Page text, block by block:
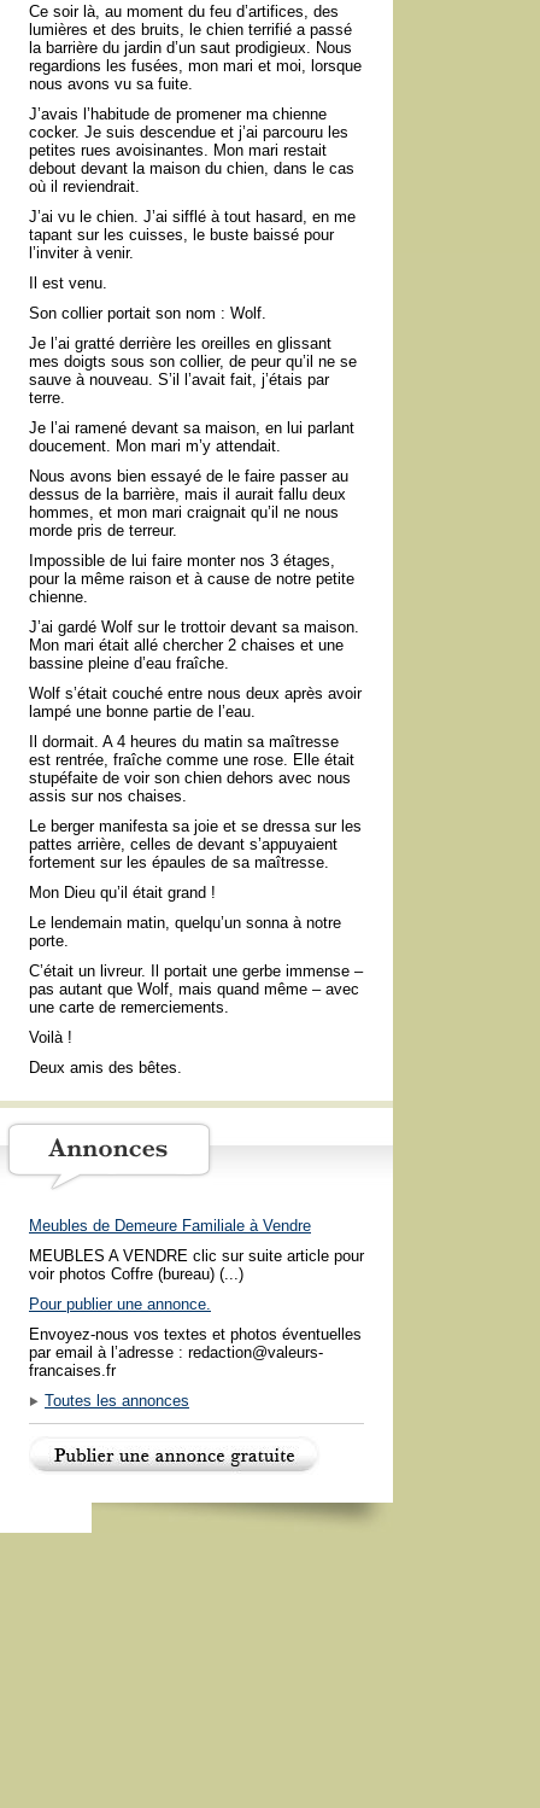
Ce soir là, au moment du feu d’artifices, des
lumières et des bruits, le chien terrifié a passé
la barrière du jardin d’un saut prodigieux. Nous
regardions les fusées, mon mari et moi, lorsque
nous avons vu sa fuite.
J’avais l’habitude de promener ma chienne
cocker. Je suis descendue et j’ai parcouru les
petites rues avoisinantes. Mon mari restait
debout devant la maison du chien, dans le cas
où il reviendrait.
J’ai vu le chien. J’ai sifflé à tout hasard, en me
tapant sur les cuisses, le buste baissé pour
l’inviter à venir.
Il est venu.
Son collier portait son nom : Wolf.
Je l’ai gratté derrière les oreilles en glissant
mes doigts sous son collier, de peur qu’il ne se
sauve à nouveau. S’il l’avait fait, j’étais par
terre.
Je l’ai ramené devant sa maison, en lui parlant
doucement. Mon mari m’y attendait.
Nous avons bien essayé de le faire passer au
dessus de la barrière, mais il aurait fallu deux
hommes, et mon mari craignait qu’il ne nous
morde pris de terreur.
Impossible de lui faire monter nos 3 étages,
pour la même raison et à cause de notre petite
chienne.
J’ai gardé Wolf sur le trottoir devant sa maison.
Mon mari était allé chercher 2 chaises et une
bassine pleine d’eau fraîche.
Wolf s’était couché entre nous deux après avoir
lampé une bonne partie de l’eau.
Il dormait. A 4 heures du matin sa maîtresse
est rentrée, fraîche comme une rose. Elle était
stupéfaite de voir son chien dehors avec nous
assis sur nos chaises.
Le berger manifesta sa joie et se dressa sur les
pattes arrière, celles de devant s’appuyaient
fortement sur les épaules de sa maîtresse.
Mon Dieu qu’il était grand !
Le lendemain matin, quelqu’un sonna à notre
porte.
C’était un livreur. Il portait une gerbe immense –
pas autant que Wolf, mais quand même – avec
une carte de remerciements.
Voilà !
Deux amis des bêtes.
Meubles de Demeure Familiale à Vendre
MEUBLES A VENDRE clic sur suite article pour
voir photos Coffre (bureau) (...)
Pour publier une annonce.
Envoyez-nous vos textes et photos éventuelles
par email à l’adresse : redaction@valeurs-
francaises.fr
Toutes les annonces